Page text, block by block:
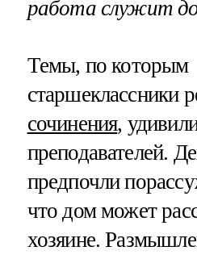
работа служит
Темы, по которым
старшеклассники
сочинения,
преподавателей.
предпочли
что дом может
хозяине.